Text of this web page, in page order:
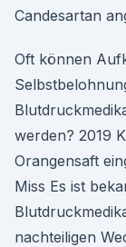
Candesartan
Oft können
werden? 2019
Orangensaft
Miss Es ist
nachteiligen